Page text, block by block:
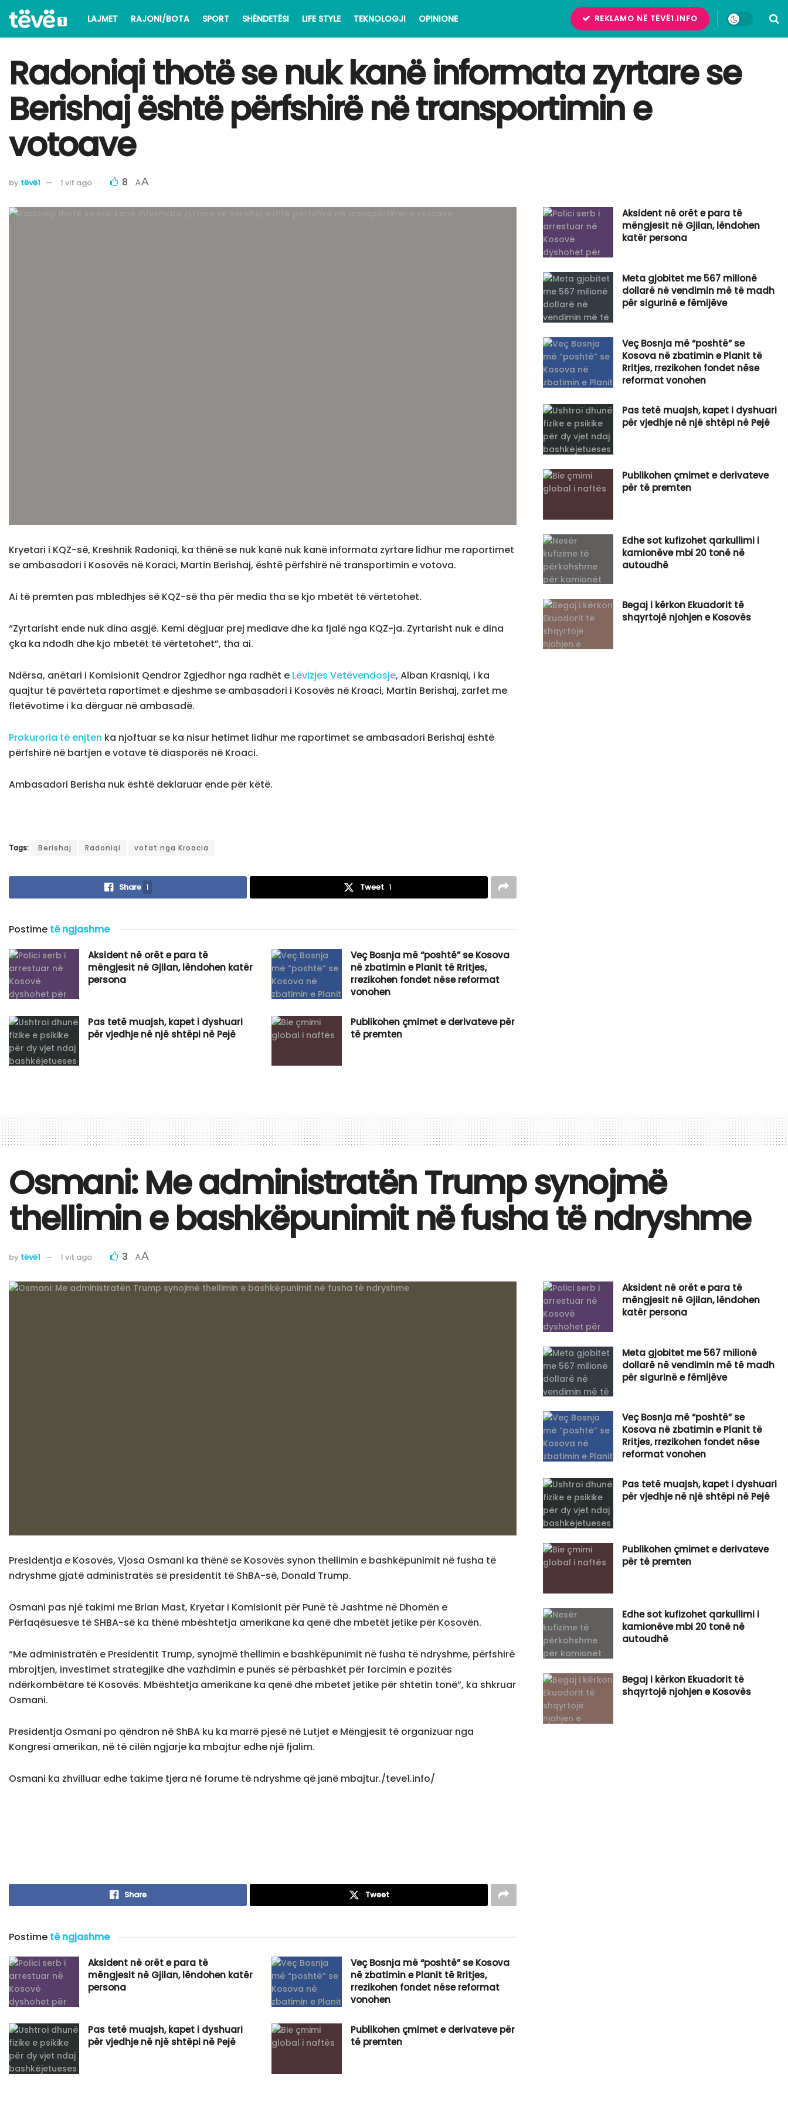
LAJMET RAJONI/BOTA SPORT SHËNDETËSI LIFE STYLE TEKNOLOGJI OPINIONE REKLAMO NË TËVË1.INFO
Radoniqi thotë se nuk kanë informata zyrtare se
Berishaj është përfshirë në transportimin e
votoave
by tëvë1 1 vit ago 8 AA
Kryetari i KQZ-së, Kreshnik Radoniqi, ka thënë se nuk kanë nuk kanë informata zyrtare lidhur me raportimet
se ambasadori i Kosovës në Koraci, Martin Berishaj, është përfshirë në transportimin e votova.
Ai të premten pas mbledhjes së KQZ-së tha për media tha se kjo mbetët të vërtetohet.
“Zyrtarisht ende nuk dina asgjë. Kemi dëgjuar prej mediave dhe ka fjalë nga KQZ-ja. Zyrtarisht nuk e dina
çka ka ndodh dhe kjo mbetët të vërtetohet”, tha ai.
Ndërsa, anëtari i Komisionit Qendror Zgjedhor nga radhët e Lëvizjes Vetëvendosje, Alban Krasniqi, i ka
quajtur të pavërteta raportimet e djeshme se ambasadori i Kosovës në Kroaci, Martin Berishaj, zarfet me
fletëvotime i ka dërguar në ambasadë.
Prokuroria të enjten ka njoftuar se ka nisur hetimet lidhur me raportimet se ambasadori Berishaj është
përfshirë në bartjen e votave të diasporës në Kroaci.
Ambasadori Berisha nuk është deklaruar ende për këtë.
Tags: Berishaj Radoniqi votat nga Kroacia
Share 1 Tweet 1
Postime të ngjashme
Aksident në orët e para të
mëngjesit në Gjilan, lëndohen katër
persona
Veç Bosnja më “poshtë” se Kosova
në zbatimin e Planit të Rritjes,
rrezikohen fondet nëse reformat
vonohen
Pas tetë muajsh, kapet i dyshuari
për vjedhje në një shtëpi në Pejë
Publikohen çmimet e derivateve për
të premten
Aksident në orët e para të
mëngjesit në Gjilan, lëndohen
katër persona
​Meta gjobitet me 567 milionë
dollarë në vendimin më të madh
për sigurinë e fëmijëve
Veç Bosnja më “poshtë” se
Kosova në zbatimin e Planit të
Rritjes, rrezikohen fondet nëse
reformat vonohen
Pas tetë muajsh, kapet i dyshuari
për vjedhje në një shtëpi në Pejë
Publikohen çmimet e derivateve
për të premten
​Edhe sot kufizohet qarkullimi i
kamionëve mbi 20 tonë në
autoudhë
Begaj i kërkon Ekuadorit të
shqyrtojë njohjen e Kosovës
Osmani: Me administratën Trump synojmë
thellimin e bashkëpunimit në fusha të ndryshme
by tëvë1 1 vit ago 3 AA
Presidentja e Kosovës, Vjosa Osmani ka thënë se Kosovës synon thellimin e bashkëpunimit në fusha të
ndryshme gjatë administratës së presidentit të ShBA-së, Donald Trump.
Osmani pas një takimi me Brian Mast, Kryetar i Komisionit për Punë të Jashtme në Dhomën e
Përfaqësuesve të SHBA-së ka thënë mbështetja amerikane ka qenë dhe mbetët jetike për Kosovën.
“Me administratën e Presidentit Trump, synojmë thellimin e bashkëpunimit në fusha të ndryshme, përfshirë
mbrojtjen, investimet strategjike dhe vazhdimin e punës së përbashkët për forcimin e pozitës
ndërkombëtare të Kosovës. Mbështetja amerikane ka qenë dhe mbetet jetike për shtetin tonë”, ka shkruar
Osmani.
Presidentja Osmani po qëndron në ShBA ku ka marrë pjesë në Lutjet e Mëngjesit të organizuar nga
Kongresi amerikan, në të cilën ngjarje ka mbajtur edhe një fjalim.
Osmani ka zhvilluar edhe takime tjera në forume të ndryshme që janë mbajtur./teve1.info/
Share Tweet
Postime të ngjashme
Aksident në orët e para të
mëngjesit në Gjilan, lëndohen katër
persona
Veç Bosnja më “poshtë” se Kosova
në zbatimin e Planit të Rritjes,
rrezikohen fondet nëse reformat
vonohen
Pas tetë muajsh, kapet i dyshuari
për vjedhje në një shtëpi në Pejë
Publikohen çmimet e derivateve për
të premten
Aksident në orët e para të
mëngjesit në Gjilan, lëndohen
katër persona
​Meta gjobitet me 567 milionë
dollarë në vendimin më të madh
për sigurinë e fëmijëve
Veç Bosnja më “poshtë” se
Kosova në zbatimin e Planit të
Rritjes, rrezikohen fondet nëse
reformat vonohen
Pas tetë muajsh, kapet i dyshuari
për vjedhje në një shtëpi në Pejë
Publikohen çmimet e derivateve
për të premten
​Edhe sot kufizohet qarkullimi i
kamionëve mbi 20 tonë në
autoudhë
Begaj i kërkon Ekuadorit të
shqyrtojë njohjen e Kosovës